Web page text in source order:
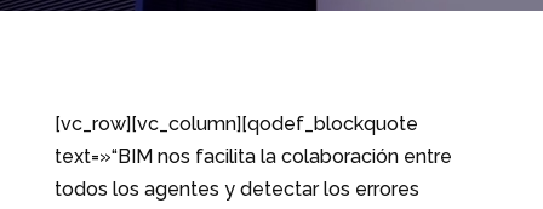
[vc_row][vc_column][qodef_blockquote
text=»“BIM nos facilita la colaboración entre
todos los agentes y detectar los errores